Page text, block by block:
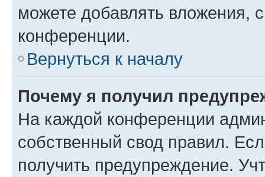
можете добавлять вложения,
конференции.
Вернуться к началу
Почему я получил
На каждой конференции
собственный свод правил.
получить предупреждение.